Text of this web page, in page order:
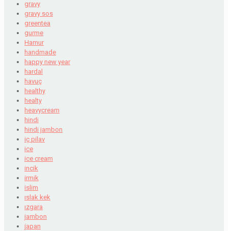
gravy
gravy sos
greentea
gurme
Hamur
handmade
happy new year
hardal
havuç
healthy
healty
heavycream
hindi
hindi jambon
iç pilav
ice
ice cream
incik
irmik
islim
ıslak kek
ızgara
jambon
japan